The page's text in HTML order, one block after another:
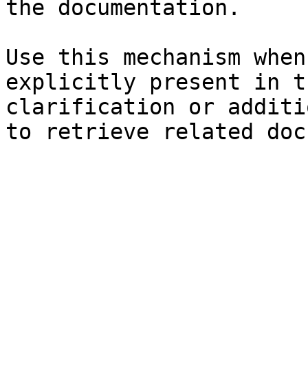
the documentation.
Use this mechanism
explicitly present in
clarification or